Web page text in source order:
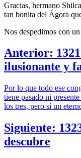
Gracias, hermano
tan bonita del Ágora
Nos despedimos con
Anterior:
ilusionante y
Por lo que todo ese
tiene pasado ni
los tres, pero sí un
Siguiente:
descubre